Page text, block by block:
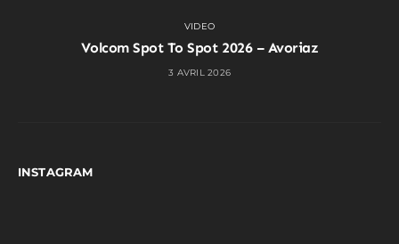
VIDEO
Volcom Spot To Spot 2026 – Avoriaz
3 AVRIL 2026
INSTAGRAM